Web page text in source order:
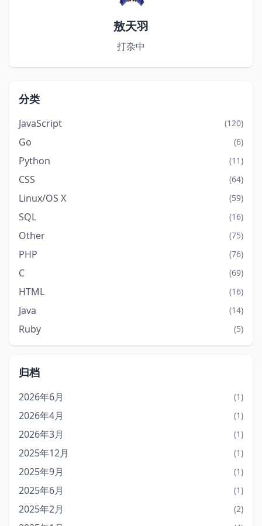
敖天羽
打杂中
分类
JavaScript (120)
Go (6)
Python (11)
CSS (64)
Linux/OS X (59)
SQL (16)
Other (75)
PHP (76)
C (69)
HTML (16)
Java (14)
Ruby (5)
归档
2026年6月 (1)
2026年4月 (1)
2026年3月 (1)
2025年12月 (1)
2025年9月 (1)
2025年6月 (1)
2025年2月 (2)